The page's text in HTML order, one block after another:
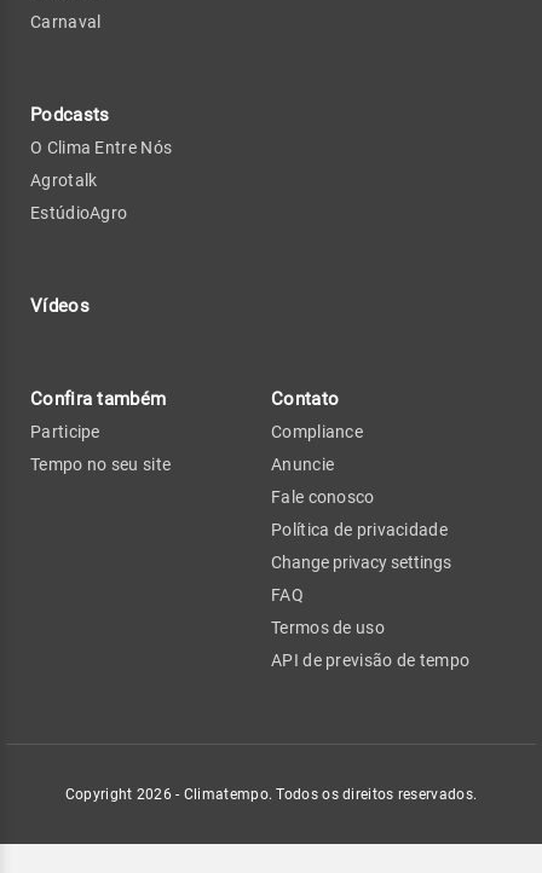
Carnaval
Podcasts
O Clima Entre Nós
Agrotalk
EstúdioAgro
Vídeos
Confira também
Participe
Tempo no seu site
Contato
Compliance
Anuncie
Fale conosco
Política de privacidade
Change privacy settings
FAQ
Termos de uso
API de previsão de tempo
Copyright 2026 - Climatempo. Todos os direitos reservados.